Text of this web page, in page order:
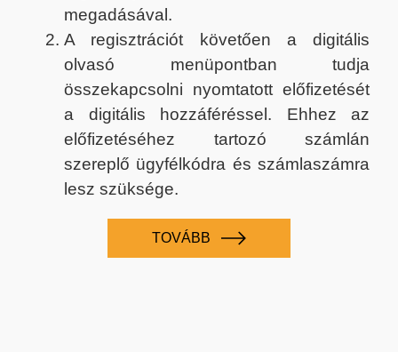
megadásával.
A regisztrációt követően a digitális
olvasó menüpontban tudja
összekapcsolni nyomtatott előfizetését
a digitális hozzáféréssel. Ehhez az
előfizetéséhez tartozó számlán
szereplő ügyfélkódra és számlaszámra
lesz szüksége.
TOVÁBB